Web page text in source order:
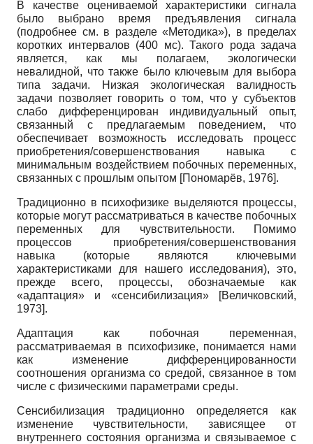
В качестве оцениваемой характеристики сигнала
было выбрано время предъявления сигнала
(подробнее см. в разделе «Методика»), в пределах
коротких интервалов (400 мс). Такого рода задача
является, как мы полагаем, экологически
невалидной, что также было ключевым для выбора
типа задачи. Низкая экологическая валидность
задачи позволяет говорить о том, что у субъектов
слабо дифференцирован индивидуальный опыт,
связанный с предлагаемым поведением, что
обеспечивает возможность исследовать процесс
приобретения/совершенствования навыка с
минимальным воздействием побочных переменных,
связанных с прошлым опытом [Пономарёв, 1976].
Традиционно в психофизике выделяются процессы,
которые могут рассматриваться в качестве побочных
переменных для чувствительности. Помимо
процессов приобретения/совершенствования
навыка (которые являются ключевыми
характеристиками для нашего исследования), это,
прежде всего, процессы, обозначаемые как
«адаптация» и «сенсибилизация»
[Величковский,
1973].
Адаптация как побочная переменная,
рассматриваемая в психофизике, понимается нами
как изменение дифференцированности
соотношения организма со средой, связанное в том
числе с физическими параметрами среды.
Сенсибилизация традиционно определяется как
изменение чувствительности, зависящее от
внутреннего состояния организма и связываемое с